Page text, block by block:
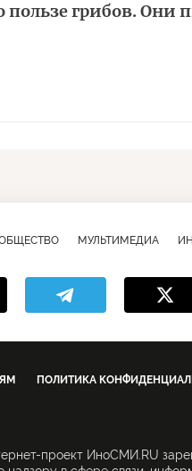
грибов. Они
МУЛЬТИМЕДИА
ПОЛИТИКА
проект ИноСМИ.RU